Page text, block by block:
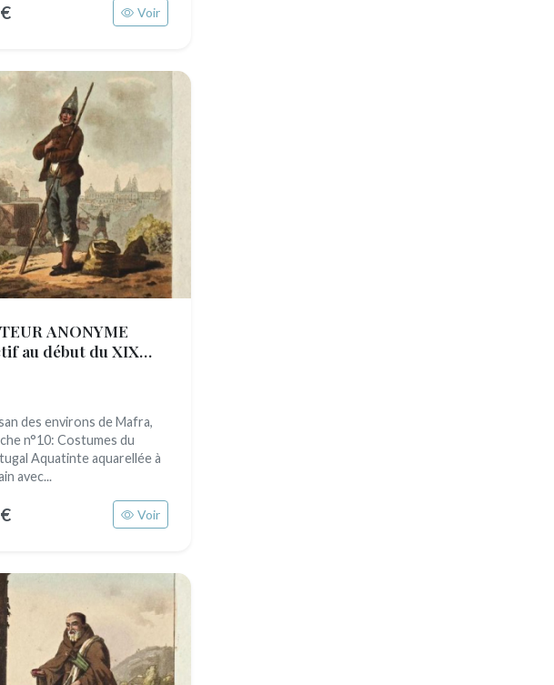
Voir
ANONYME
au début du XIX
des environs de Mafra,
n°10: Costumes du
Aquatinte aquarellée à
avec...
Voir